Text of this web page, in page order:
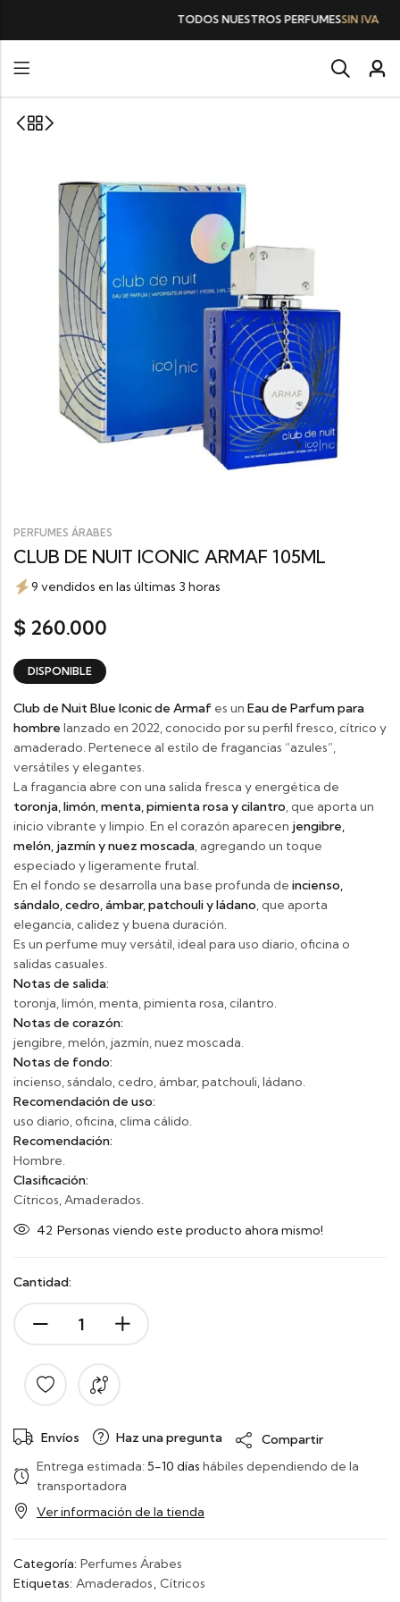
TODOS NUESTROS PERFUMESSIN IVA
PERFUMES ÁRABES
CLUB DE NUIT ICONIC ARMAF 105ML
9 vendidos en las últimas 3 horas
$ 260.000
DISPONIBLE
Club de Nuit Blue Iconic de Armaf es un Eau de Parfum para
hombre lanzado en 2022, conocido por su perfil fresco, cítrico y
amaderado. Pertenece al estilo de fragancias “azules”,
versátiles y elegantes.
La fragancia abre con una salida fresca y energética de
toronja, limón, menta, pimienta rosa y cilantro, que aporta un
inicio vibrante y limpio. En el corazón aparecen jengibre,
melón, jazmín y nuez moscada, agregando un toque
especiado y ligeramente frutal.
En el fondo se desarrolla una base profunda de incienso,
sándalo, cedro, ámbar, patchouli y ládano, que aporta
elegancia, calidez y buena duración.
Es un perfume muy versátil, ideal para uso diario, oficina o
salidas casuales.
Notas de salida:
toronja, limón, menta, pimienta rosa, cilantro.
Notas de corazón:
jengibre, melón, jazmín, nuez moscada.
Notas de fondo:
incienso, sándalo, cedro, ámbar, patchouli, ládano.
Recomendación de uso:
uso diario, oficina, clima cálido.
Recomendación:
Hombre.
Clasificación:
Cítricos, Amaderados.
42 Personas viendo este producto ahora mismo!
Cantidad:
Envíos Haz una pregunta
Compartir
Entrega estimada: 5-10 días hábiles dependiendo de la
transportadora
Ver información de la tienda
Categoría: Perfumes Árabes
Etiquetas: Amaderados, Cítricos